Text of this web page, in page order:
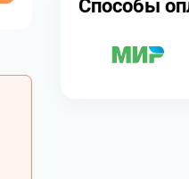
Способы